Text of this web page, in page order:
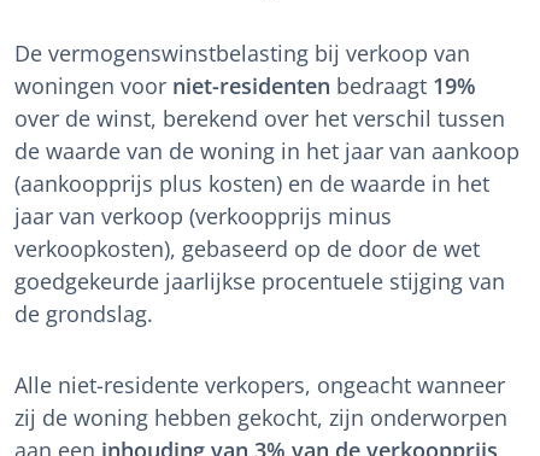
De vermogenswinstbelasting bij verkoop van
woningen voor niet-residenten bedraagt 19%
over de winst, berekend over het verschil tussen
de waarde van de woning in het jaar van aankoop
(aankoopprijs plus kosten) en de waarde in het
jaar van verkoop (verkoopprijs minus
verkoopkosten), gebaseerd op de door de wet
goedgekeurde jaarlijkse procentuele stijging van
de grondslag.
Alle niet-residente verkopers, ongeacht wanneer
zij de woning hebben gekocht, zijn onderworpen
aan een inhouding van 3% van de verkoopprijs